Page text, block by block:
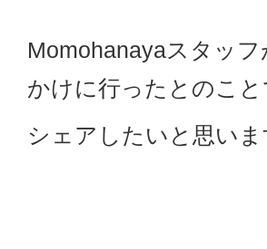
Momohanayaスタッ
かけに行ったとのこ
シェアしたいと思いま